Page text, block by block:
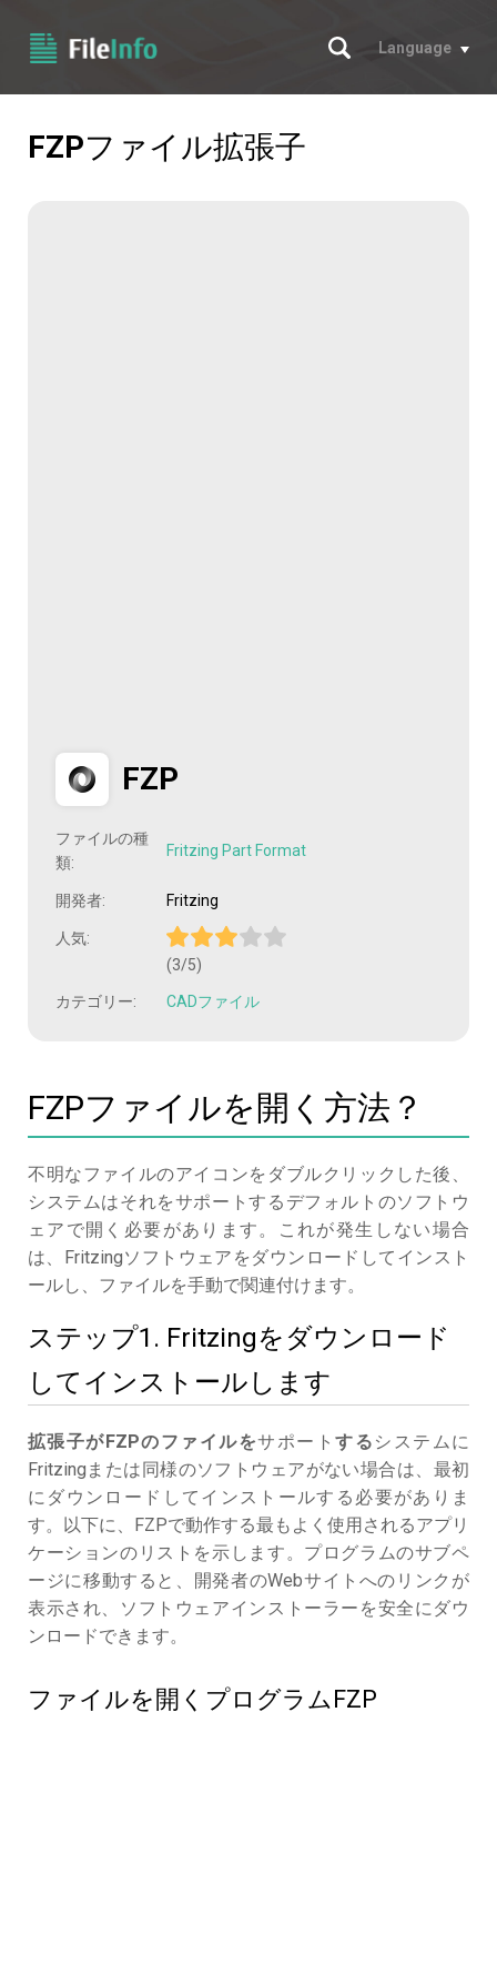
サーチ
Language
FZPファイル拡張子
FZP
ファイルの種
類:
Fritzing Part Format
開発者: Fritzing
人気:
(3/5)
カテゴリー: CADファイル
FZPファイルを開く方法？
不明なファイルのアイコンをダブルクリックした後、
システムはそれをサポートするデフォルトのソフトウ
ェアで開く必要があります。これが発生しない場合
は、Fritzingソフトウェアをダウンロードしてインスト
ールし、ファイルを手動で関連付けます。
ステップ1. Fritzingをダウンロード
してインストールします
拡張子がFZPのファイルをサポートする システムに
Fritzingまたは同様のソフトウェアがない場合は、最初
にダウンロードしてインストールする必要がありま
す。以下に、FZPで動作する最もよく使用されるアプリ
ケーションのリストを示します。プログラムのサブペ
ージに移動すると、開発者のWebサイトへのリンクが
表示され、ソフトウェアインストーラーを安全にダウ
ンロードできます。
ファイルを開くプログラムFZP